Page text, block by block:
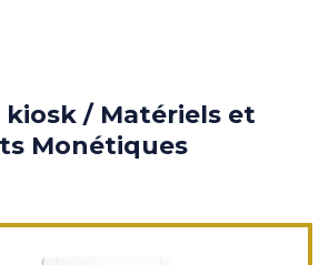
kiosk / Matériels et
Monétiques